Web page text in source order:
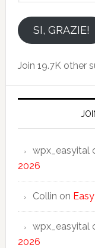
emailSI, GRAZIE!
Join 19.7K other
wpx_easyital
2026
Collin on
wpx_easyital
2026